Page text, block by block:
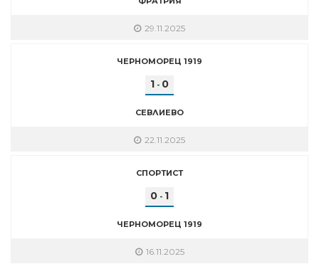
29.11.2025
ЧЕРНОМОРЕЦ 1919
1 - 0
СЕВЛИЕВО
22.11.2025
СПОРТИСТ
0 - 1
ЧЕРНОМОРЕЦ 1919
16.11.2025